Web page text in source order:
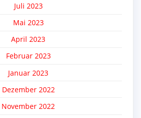
Juli 2023
Mai 2023
April 2023
Februar 2023
Januar 2023
Dezember 2022
November 2022